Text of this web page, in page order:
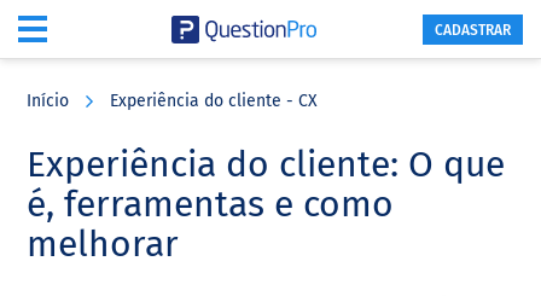
content
sidebar
CADASTRAR
Início Experiência do cliente - CX
Experiência do cliente: O que
é, ferramentas e como
melhorar